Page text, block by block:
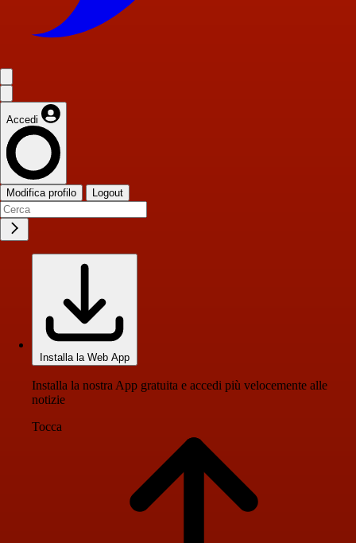
Accedi
Modifica profilo Logout
Installa la Web App
Installa la nostra App gratuita e accedi più velocemente alle
notizie
Tocca